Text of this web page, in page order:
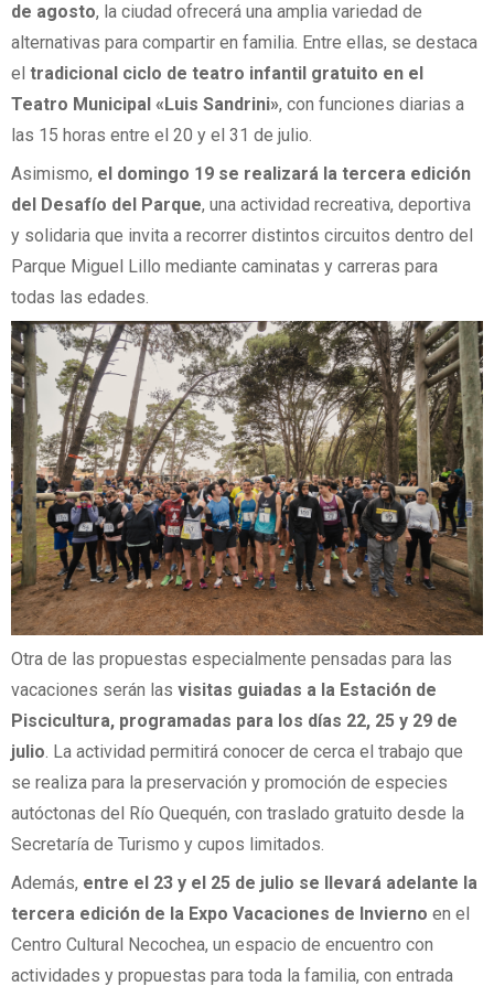
de agosto, la ciudad ofrecerá una amplia variedad de
alternativas para compartir en familia. Entre ellas, se destaca
el tradicional ciclo de teatro infantil gratuito en el
Teatro Municipal «Luis Sandrini», con funciones diarias a
las 15 horas entre el 20 y el 31 de julio.
Asimismo, el domingo 19 se realizará la tercera edición
del Desafío del Parque, una actividad recreativa, deportiva
y solidaria que invita a recorrer distintos circuitos dentro del
Parque Miguel Lillo mediante caminatas y carreras para
todas las edades.
Otra de las propuestas especialmente pensadas para las
vacaciones serán las visitas guiadas a la Estación de
Piscicultura, programadas para los días 22, 25 y 29 de
julio . La actividad permitirá conocer de cerca el trabajo que
se realiza para la preservación y promoción de especies
autóctonas del Río Quequén, con traslado gratuito desde la
Secretaría de Turismo y cupos limitados.
Además, entre el 23 y el 25 de julio se llevará adelante la
tercera edición de la Expo Vacaciones de Invierno en el
Centro Cultural Necochea, un espacio de encuentro con
actividades y propuestas para toda la familia, con entrada